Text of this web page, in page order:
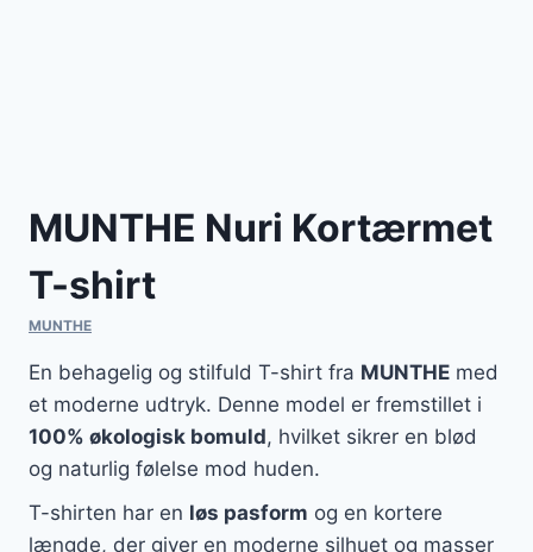
MUNTHE Nuri Kortærmet
T-shirt
MUNTHE
En behagelig og stilfuld T-shirt fra MUNTHE med
et moderne udtryk. Denne model er fremstillet i
100% økologisk bomuld, hvilket sikrer en blød
og naturlig følelse mod huden.
T-shirten har en løs pasform og en kortere
længde, der giver en moderne silhuet og masser